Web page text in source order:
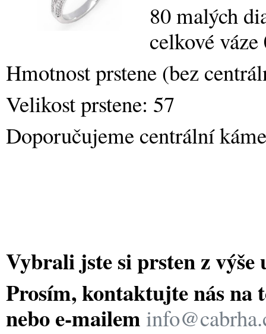
80 malých
celkové
Hmotnost prstene (bez
Velikost prstene: 57
Doporučujeme centrální
Vybrali jste si prsten z výše
Prosím, kontaktujte nás na
nebo e-mailem